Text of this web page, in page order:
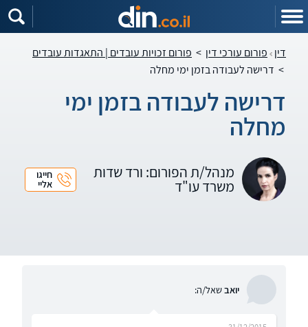
דין פורום עורכי דין > פורום זכויות עובדים | התאגדות עובדים
> דרישה לעבודה בזמן ימי מחלה
דרישה לעבודה בזמן ימי
מחלה
מנהל/ת הפורום: ורד שדות
משרד עו"ד
חייגו
אליי
יואבשאל/ה: